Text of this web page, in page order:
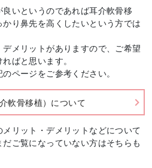
いというのであれば耳介軟骨移
り鼻先を高くしたいという方では
メリットがありますので、ご希望
ばと思います。
ページをご参考ください。
軟骨移植）について
リット・デメリットなどについて
ご覧になっていない方はそちらも